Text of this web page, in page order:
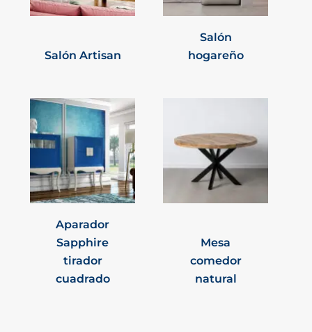
Salón Artisan
Salón
hogareño
Aparador
Sapphire
tirador
cuadrado
Mesa
comedor
natural